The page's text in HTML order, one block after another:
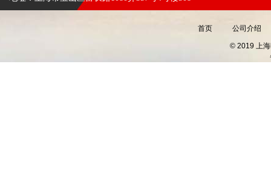
首页 公司介绍
© 2019 上